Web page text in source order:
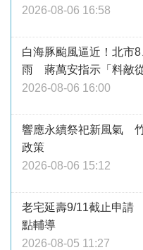
2026-08-06 16:58
白海豚颱風逼近！北市
雨 蔣萬安指示「料敵
2026-08-06 16:00
響應永續祭祀新風氣
政策
2026-08-06 15:12
老宅延壽9/11截止申請
點輔導
2026-08-05 11:27